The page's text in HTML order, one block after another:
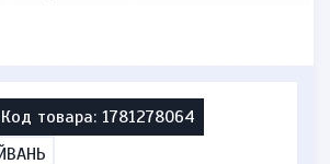
Код товара: 1781278064